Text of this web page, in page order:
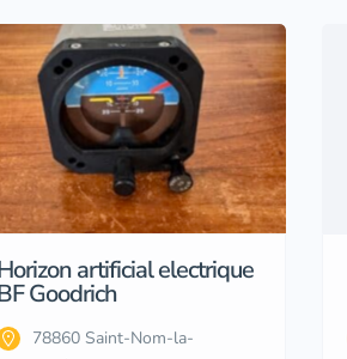
artificial electrique
Goodrich
78860 Saint-Nom-la-